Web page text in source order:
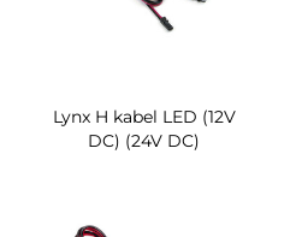
Lynx H kabel LED (12V
DC) (24V DC)